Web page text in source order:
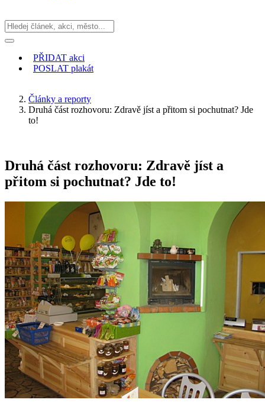
PŘIDAT akci
POSLAT plakát
Články a reporty
Druhá část rozhovoru: Zdravě jíst a přitom si pochutnat? Jde
to!
Druhá část rozhovoru: Zdravě jíst a
přitom si pochutnat? Jde to!